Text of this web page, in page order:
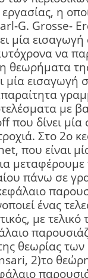
η
G. Grosse-
μία
να
θεωρήματα
μία εισαγωγή
με
που δίνει
Στο 2ο
που είναι
μεταφέρουμε
πάνω σε
ένας
με τελικό
θεωρίας των
2)το